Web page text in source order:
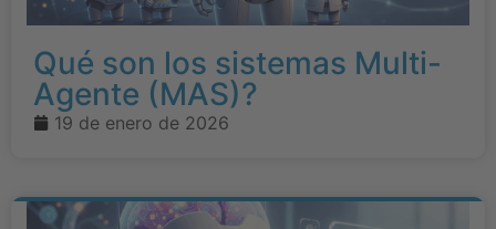
Qué son los sistemas Multi-
Agente (MAS)?
19 de enero de 2026